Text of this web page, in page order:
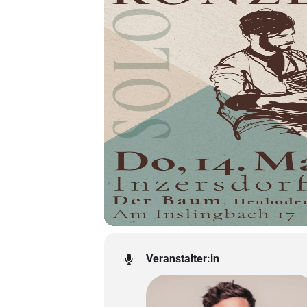
Veranstalter:in